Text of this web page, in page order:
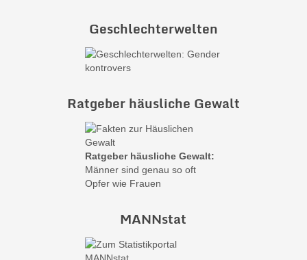
Geschlechterwelten
Ratgeber häusliche Gewalt
Ratgeber häusliche Gewalt:
Männer sind genau so oft
Opfer wie Frauen
MANNstat